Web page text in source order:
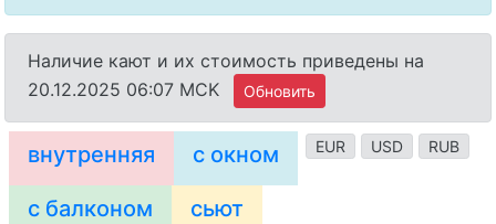
Наличие кают и их стоимость приведены на
20.12.2025 06:07 MCK
Обновить
EUR USD RUB
внутренняя с окном
с балконом сьют